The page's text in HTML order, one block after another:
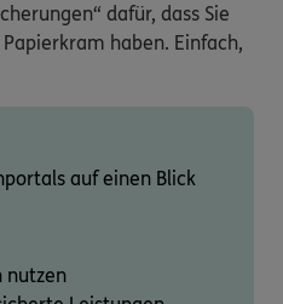
dafür, dass Sie
haben. Einfach,
auf einen Blick
nutzen